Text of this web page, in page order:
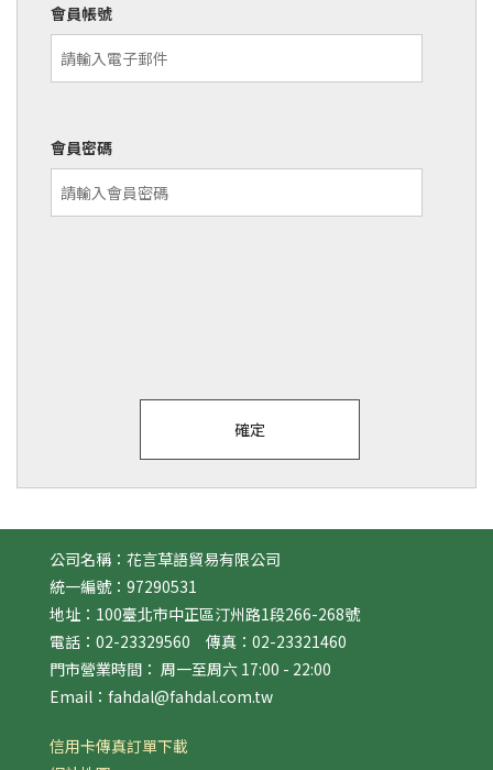
會員帳號
會員密碼
公司名稱：花言草語貿易有限公司
統一編號：97290531
地址：100臺北市中正區汀州路1段266-268號
電話：02-23329560 傳真：02-23321460
門市營業時間： 周一至周六 17:00 - 22:00
Email：fahdal@fahdal.com.tw
信用卡傳真訂單下載